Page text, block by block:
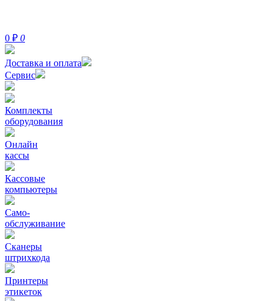
0 ₽ 0
Доставка и оплата
Сервис
Комплекты
оборудования
Онлайн
кассы
Кассовые
компьютеры
Само-
обслуживание
Сканеры
штрихкода
Принтеры
этикеток